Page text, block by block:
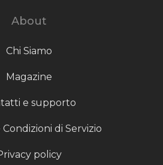
About
Chi Siamo
Magazine
e supporto
di Servizio
policy